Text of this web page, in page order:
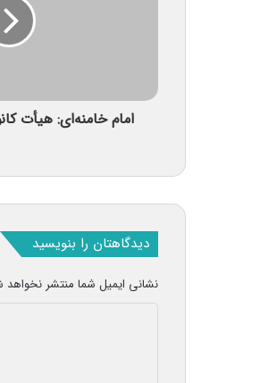
امام خامنه‌ای: هیأت
دیدگاهتان را بنویسید
نشانی ایمیل شما منتشر نخواهد